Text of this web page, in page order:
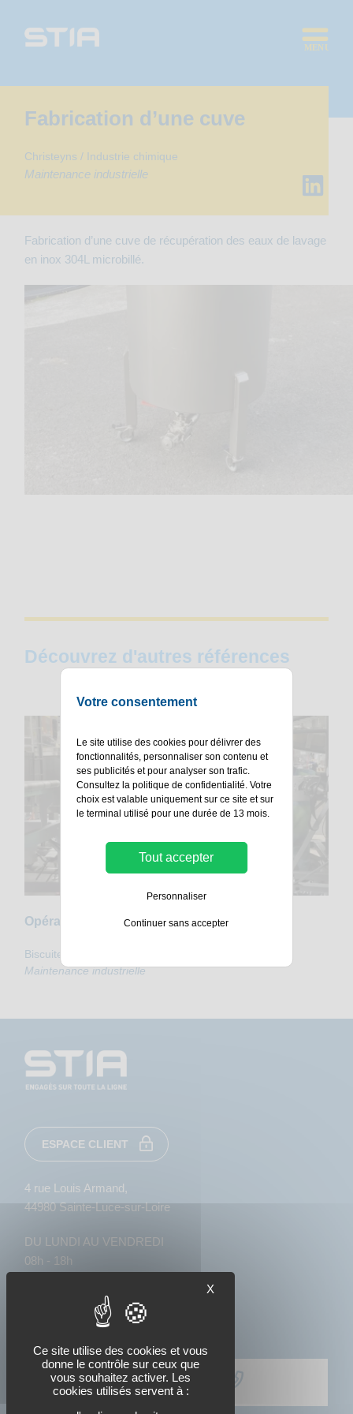
content
MENU
Fabrication d’une cuve
Christeyns / Industrie chimique
Maintenance industrielle
Fabrication d’une cuve de récupération des eaux de lavage
en inox 304L microbillé.
Découvrez d'autres références
Opération de maintenance
Biscuiterie Saint-Michel / Agroalimentaire
Maintenance industrielle
ESPACE CLIENT
4 rue Louis Armand,
44980 Sainte-Luce-sur-Loire
DU LUNDI AU VENDREDI
08h - 18h
02 51 85 25 20
Votre consentement
Le site utilise des cookies pour délivrer des
fonctionnalités, personnaliser son contenu et
ses publicités et pour analyser son trafic.
Consultez lapolitique de confidentialité . Votre
choix est valable uniquement sur ce site et sur
le terminal utilisé pour une durée de 13 mois.
Tout accepter
Personnaliser
Continuer sans accepter
X
Ce site utilise des cookies et vous
donne le contrôle sur ceux que
vous souhaitez activer. Les
cookies utilisés servent à :